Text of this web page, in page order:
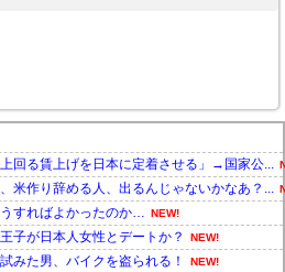
回る賃上げを日本に定着させる」→国家公...
米作り辞める人、出るんじゃないかなあ？...
うすればよかったのか… NEW!
子が日本人女性とデートか？ NEW!
みた男、バイクを盗られる！ NEW!